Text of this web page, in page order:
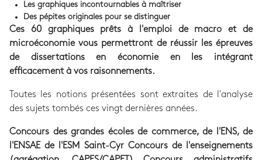
Les graphiques incontournables à maîtriser
Des pépites originales pour se distinguer
Ces 60 graphiques prêts à l'emploi de macro et de
microéconomie vous permettront de réussir les épreuves
de dissertations en économie en les intégrant
efficacement à vos raisonnements.
Toutes les notions présentées sont extraites de l'analyse
des sujets tombés ces vingt dernières années.
Concours des grandes écoles de commerce, de l'ENS, de
l'ENSAE de l'ESM Saint-Cyr Concours de l'enseignements